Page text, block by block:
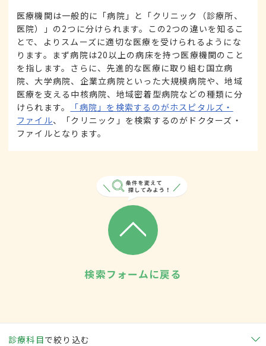
医療機関は一般的に「病院」と「クリニック（診療所、
医院）」の2つに分けられます。この2つの違いを知るこ
とで、よりスムーズに適切な医療を受けられるようにな
ります。まず病院は20以上の病床を持つ医療機関のこと
を指します。さらに、先進的な医療に取り組む国立病
院、大学病院、企業立病院といった大規模病院や、地域
医療を支える中核病院、地域密着型病院などの種類に分
けられます。
「病院」を検索するのがホスピタルズ・
ファイル、「クリニック」を検索するのがドクターズ・
ファイルとなります。
検索フォームに戻る
診療科目で絞り込む